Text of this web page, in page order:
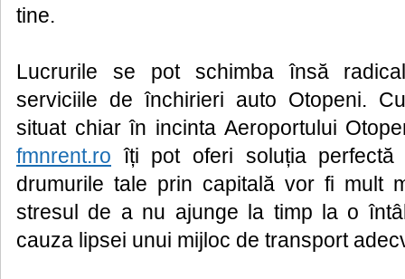
tine.
Lucrurile se pot schimba însă
serviciile de închirieri auto Otopeni.
situat chiar în incinta Aeroportului
fmnrent.ro îți pot oferi soluția perfectă
drumurile tale prin capitală vor fi mult
stresul de a nu ajunge la timp la o
cauza lipsei unui mijloc de transport